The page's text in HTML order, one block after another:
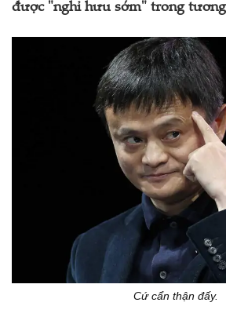
được "nghỉ hưu sớm" trong
Cứ cẩn thận đấy.